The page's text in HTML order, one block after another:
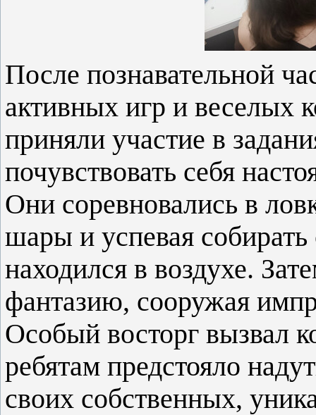
После познавательной
активных игр и веселых
приняли участие в
почувствовать себя
Они соревновались в
шары и успевая
находился в воздухе.
фантазию, сооружая
Особый восторг вызвал
ребятам предстояло
своих собственных,